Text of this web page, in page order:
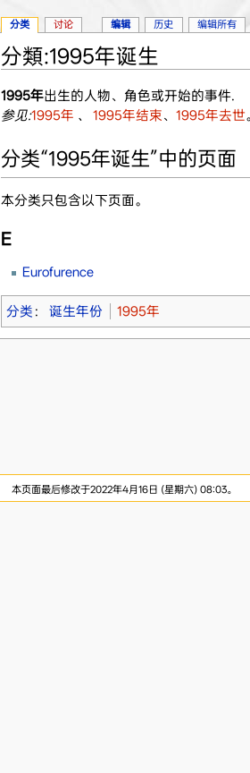
分類:1995年诞生
1995年出生的人物、角色或开始的事件.
参见:1995年 、 1995年结束、 1995年去世
分类“1995年诞生”中的页面
本分类只包含以下页面。
E
Eurofurence
分类 ： 诞生年份 1995年
分类 讨论 编辑 历史 编辑所有
本页面最后修改于2022年4月16日 (星期六) 08:03。